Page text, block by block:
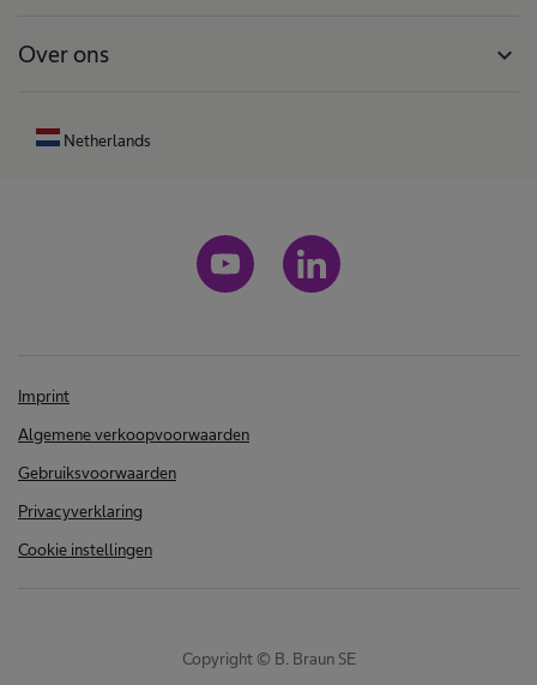
Over ons expand_more
Netherlands
Imprint
Algemene verkoopvoorwaarden
Gebruiksvoorwaarden
Privacyverklaring
Cookie instellingen
Copyright © B. Braun SE